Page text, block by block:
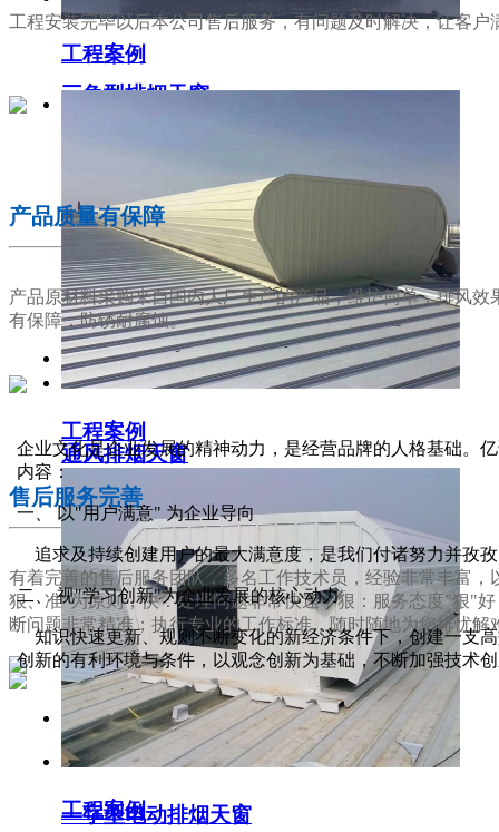
三角型排烟天窗
通风排烟天窗
一字型电动排烟天窗
工程案例
工程案例
工程案例
工程安装完毕以后本公司售后服务，有问题及时解决，让客户
产品质量有保障
产品原材料采购来自国内大厂生产的产品，维护简单，排风效
有保障，防锈耐腐蚀。
03
售后服务完善
有着完善的售后服务团队，多名工作技术员，经验非常丰富，
狠、准"为原则，快：处理问题非常快速；狠：服务态度"狠"
断问题非常精准；执行专业的工作标准，随时随地为您排忧解
企业文化是企业发展的精神动力，是经营品牌的人格基础。
内容：
一、 以"用户满意" 为企业导向
追求及持续创建用户的最大满意度，是我们付诸努力并孜
二、 视"学习创新"为企业发展的核心动力
知识快速更新、规则不断变化的新经济条件下，创建一支
创新的有利环境与条件，以观念创新为基础，不断加强技术